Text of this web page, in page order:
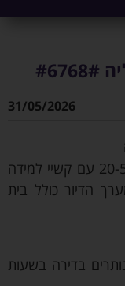
31/05/2026
מערך דיור המיועד לאוכלוסייה בגילאי 20-50 עם קשיי למידה
הדיור כולל בית
בדירה בשעות